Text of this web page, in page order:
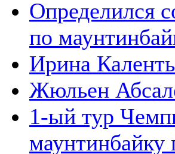
Определился
по
Ирина
Жюльен
1-ый тур